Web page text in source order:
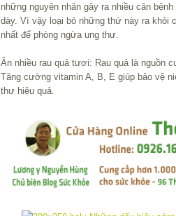
những nguyên nhân gây ra nhiều căn
dày. Vì vậy loại bỏ những thứ này ra khỏi
nhất để phòng ngừa ung thư.
Ăn nhiều rau quả tươi: Rau quả là nguồn
Tăng cường vitamin A, B, E giúp bảo vệ
thư hiệu quả.